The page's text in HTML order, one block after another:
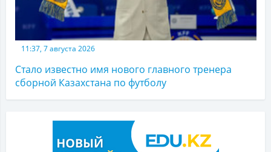
11:37, 7 августа 2026
Стало известно имя нового главного тренера
сборной Казахстана по футболу